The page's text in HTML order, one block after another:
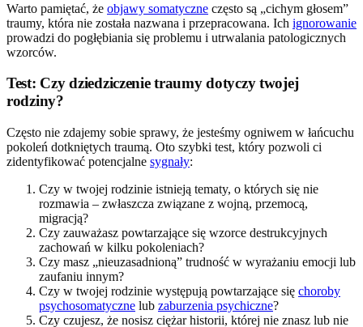
Warto pamiętać, że objawy somatyczne często są „cichym głosem”
traumy, która nie została nazwana i przepracowana. Ich ignorowanie
prowadzi do pogłębiania się problemu i utrwalania patologicznych
wzorców.
Test: Czy dziedziczenie traumy dotyczy twojej
rodziny?
Często nie zdajemy sobie sprawy, że jesteśmy ogniwem w łańcuchu
pokoleń dotkniętych traumą. Oto szybki test, który pozwoli ci
zidentyfikować potencjalne sygnały:
Czy w twojej rodzinie istnieją tematy, o których się nie
rozmawia – zwłaszcza związane z wojną, przemocą,
migracją?
Czy zauważasz powtarzające się wzorce destrukcyjnych
zachowań w kilku pokoleniach?
Czy masz „nieuzasadnioną” trudność w wyrażaniu emocji lub
zaufaniu innym?
Czy w twojej rodzinie występują powtarzające się choroby
psychosomatyczne lub zaburzenia psychiczne?
Czy czujesz, że nosisz ciężar historii, której nie znasz lub nie